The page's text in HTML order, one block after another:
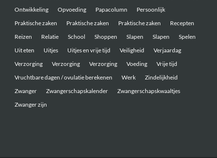
Ontwikkeling
Opvoeding Papacolumn
Persoonlijk
Praktische zaken
Praktische zaken Praktische zaken
Recepten
Reizen
Relatie School Shoppen Slapen Slapen
Spelen
Uit eten
Uitjes Uitjes en vrije tijd Veiligheid
Verjaardag
Verzorging
Verzorging Verzorging Voeding
Vrije tijd
Vruchtbare dagen / ovulatie berekenen
Werk
Zindelijkheid
Zwanger
Zwangerschapskalender
Zwangerschapskwaaltjes
Zwanger zijn